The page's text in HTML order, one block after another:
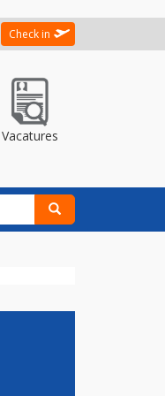
Check in
Vacatures